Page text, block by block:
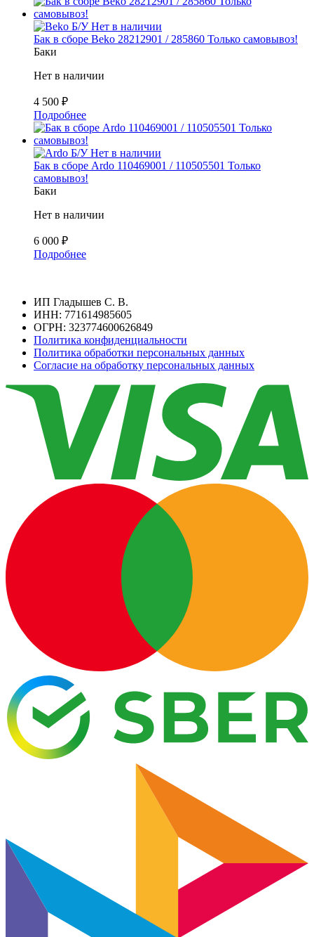
Б/У Нет в наличии
Бак в сборе Beko 28212901 / 285860 Только самовывоз!
Баки
Нет в наличии
4 500 ₽
Подробнее
Б/У Нет в наличии
Бак в сборе Ardo 110469001 / 110505501 Только
самовывоз!
Баки
Нет в наличии
6 000 ₽
Подробнее
ИП Гладышев С. В.
ИНН: 771614985605
ОГРН: 323774600626849
Политика конфиденциальности
Политика обработки персональных данных
Согласие на обработку персональных данных